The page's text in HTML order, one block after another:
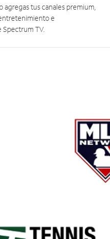
tus canales premium,
e
TV.